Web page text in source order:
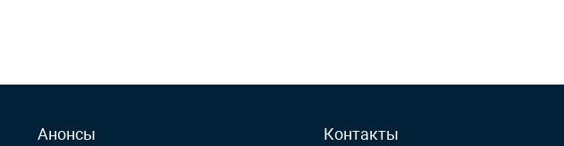
Анонсы
Контакты